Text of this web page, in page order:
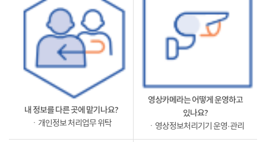
내 정보를 다른 곳에 맡기나요?
ㆍ개인정보 처리업무 위탁
영상카메라는 어떻게 운영하고
있나요?
ㆍ영상정보처리기기 운영·관리